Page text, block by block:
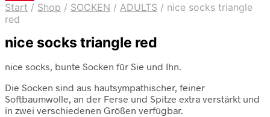
Start / Shop / SOCKEN / ADULTS / nice socks triangle
red
nice socks triangle red
nice socks, bunte Socken für Sie und Ihn.
Die Socken sind aus hautsympathischer, feiner
Softbaumwolle, an der Ferse und Spitze extra verstärkt und
in zwei verschiedenen Größen verfügbar.